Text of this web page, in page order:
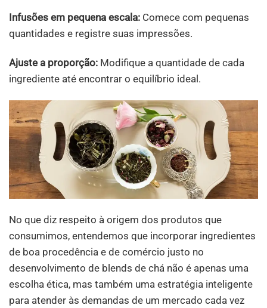
Infusões em pequena escala: Comece com pequenas
quantidades e registre suas impressões.
Ajuste a proporção: Modifique a quantidade de cada
ingrediente até encontrar o equilíbrio ideal.
No que diz respeito à origem dos produtos que
consumimos, entendemos que incorporar ingredientes
de boa procedência e de comércio justo no
desenvolvimento de blends de chá não é apenas uma
escolha ética, mas também uma estratégia inteligente
para atender às demandas de um mercado cada vez